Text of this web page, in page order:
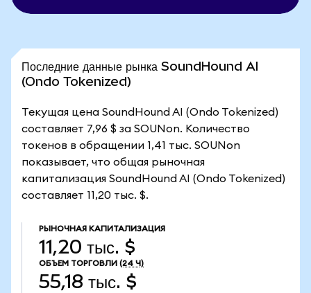
Последние данные рынка SoundHound AI
(Ondo Tokenized)
Текущая цена SoundHound AI (Ondo Tokenized)
составляет 7,96 $ за SOUNon. Количество
токенов в обращении 1,41 тыс. SOUNon
показывает, что общая рыночная
капитализация SoundHound AI (Ondo Tokenized)
составляет 11,20 тыс. $.
РЫНОЧНАЯ КАПИТАЛИЗАЦИЯ
11,20 тыс. $
ОБЪЕМ ТОРГОВЛИ (24 Ч)
55,18 тыс. $